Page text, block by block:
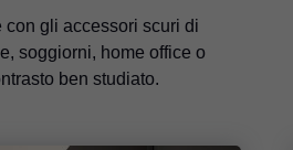
con gli accessori scuri di
soggiorni, home office o
ben studiato.